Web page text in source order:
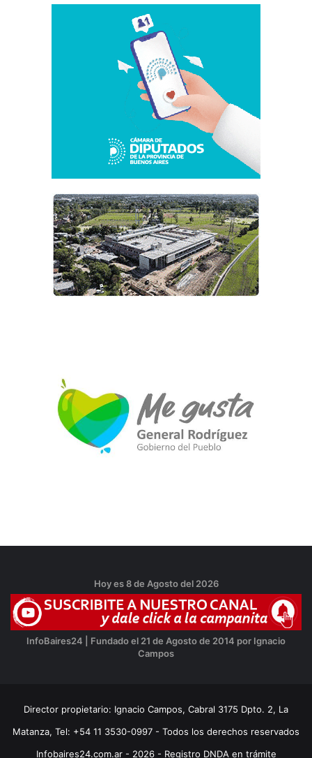
Hoy es 8 de Agosto del 2026
InfoBaires24 | Fundado el 21 de Agosto de 2014 por Ignacio
Campos
Director propietario: Ignacio Campos, Cabral 3175 Dpto. 2, La
Matanza, Tel: +54 11 3530-0997 - Todos los derechos reservados
Infobaires24.com.ar - 2026 - Registro DNDA en trámite